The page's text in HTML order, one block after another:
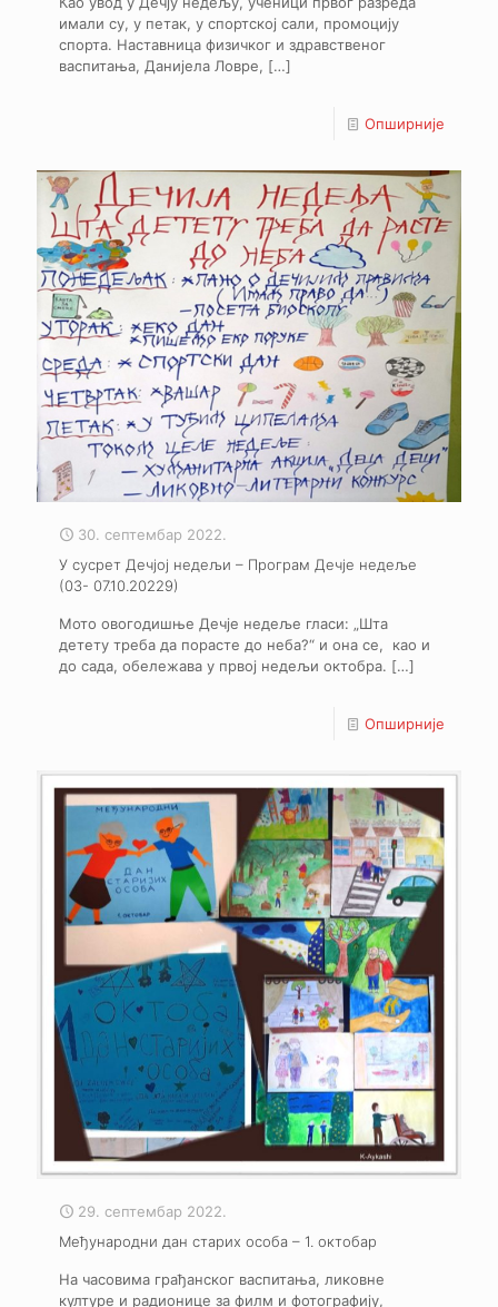
имали су, у петак, у спортској сали, промоцију
спорта. Наставница физичког и здравственог
васпитања, Данијела Ловре, […]
Опширније
30. септембар 2022.
У сусрет Дечјој недељи – Програм Дечје недеље
(03- 07.10.20229)
Мото овогодишње Дечје недеље гласи: „Шта
детету треба да порасте до неба?“ и она се, као и
до сада, обележава у првој недељи октобра. […]
Опширније
29. септембар 2022.
Међународни дан старих особа – 1. октобар
На часовима грађанског васпитања, ликовне
културе и радионице за филм и фотографију,